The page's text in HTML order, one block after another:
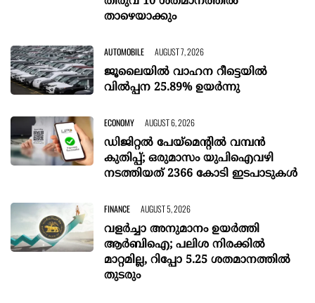
താഴെയാക്കും
AUTOMOBILE AUGUST 7, 2026
ജൂലൈയിൽ വാഹന റീട്ടെയിൽ
വിൽപ്പന 25.89% ഉയർന്നു
ECONOMY AUGUST 6, 2026
ഡിജിറ്റല്‍ പേയ്‌മെന്റില്‍ വമ്പന്‍
കുതിപ്പ്; ഒരുമാസം യുപിഐവഴി
നടത്തിയത് 2366 കോടി ഇടപാടുകള്‍
FINANCE AUGUST 5, 2026
വളർച്ചാ അനുമാനം ഉയർത്തി
ആർബിഐ; പലിശ നിരക്കിൽ
മാറ്റമില്ല, റിപ്പോ 5.25 ശതമാനത്തിൽ
തുടരും